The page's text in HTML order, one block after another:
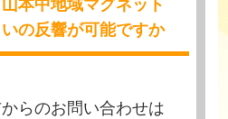
の反響が可能ですか
らのお問い合わせは